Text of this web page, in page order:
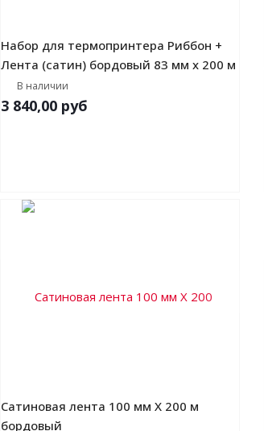
Набор для термопринтера Риббон +
Лента (сатин) бордовый 83 мм х 200 м
В наличии
3 840,00 руб
Сатиновая лента 100 мм Х 200 м
бордовый